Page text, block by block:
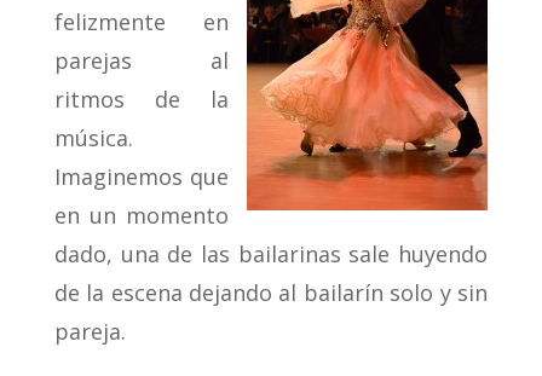
felizmente en
parejas al
ritmos de la
música.
Imaginemos que
en un momento
dado, una de las bailarinas sale huyendo
de la escena dejando al bailarín solo y sin
pareja.